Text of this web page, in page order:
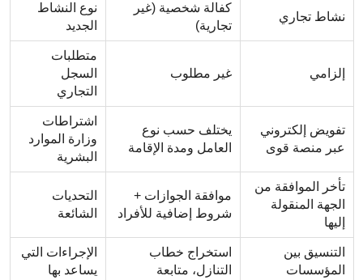
نشاط تجاري
كفالة شخصية (غير
تجارية)
نوع النشاط
الجديد
إلزامي غير مطلوب
متطلبات
السجل
التجاري
تفويض إلكتروني
عبر منصة قوى
يختلف حسب نوع
العامل ومدة الإقامة
اشتراطات
وزارة الموارد
البشرية
تأخر الموافقة من
الجهة المنقولة
إليها
موافقة الجوازات +
شروط إضافية للأفراد
التحديات
الشائعة
التنسيق بين
المؤسسات
استخراج خطاب
التنازل، متابعة
الإجراءات التي
يساعد بها